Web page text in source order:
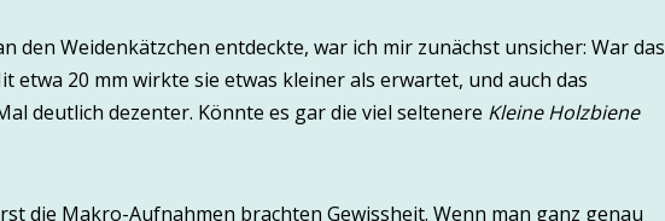
den Weidenkätzchen entdeckte, war ich mir zunächst unsicher: War das
etwa 20 mm wirkte sie etwas kleiner als erwartet, und auch das
deutlich dezenter. Könnte es gar die viel seltenere Kleine Holzbiene
die Makro-Aufnahmen brachten Gewissheit. Wenn man ganz genau